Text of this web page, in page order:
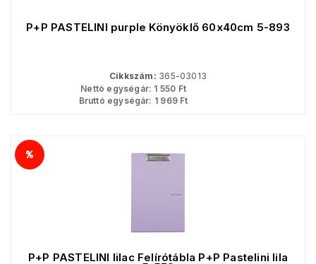
P+P PASTELINI purple Könyöklő 60x40cm 5-893
Cikkszám: 365-03013
Nettó egységár: 1 550 Ft
Bruttó egységár: 1 969Ft
P+P PASTELINI lilac Felírótábla P+P Pastelini lila